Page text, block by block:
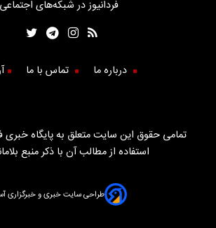
فردانیوز در شبکه‌های اجتماعی
درباره ما تماس با ما
تمامی حقوق این سایت متعلق به پایگاه خبری
استفاده از مطالب آن با ذکر منبع
طراحی سایت خبری و خبرگزاری